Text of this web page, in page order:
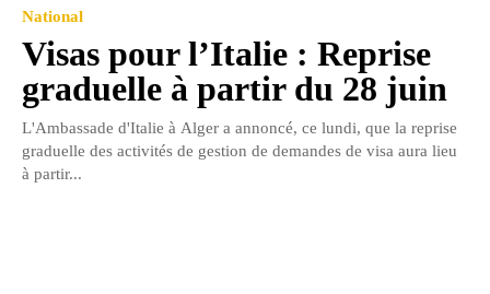
National
Visas pour l’Italie : Reprise
graduelle à partir du 28 juin
L'Ambassade d'Italie à Alger a annoncé, ce lundi, que la reprise
graduelle des activités de gestion de demandes de visa aura lieu
à partir...